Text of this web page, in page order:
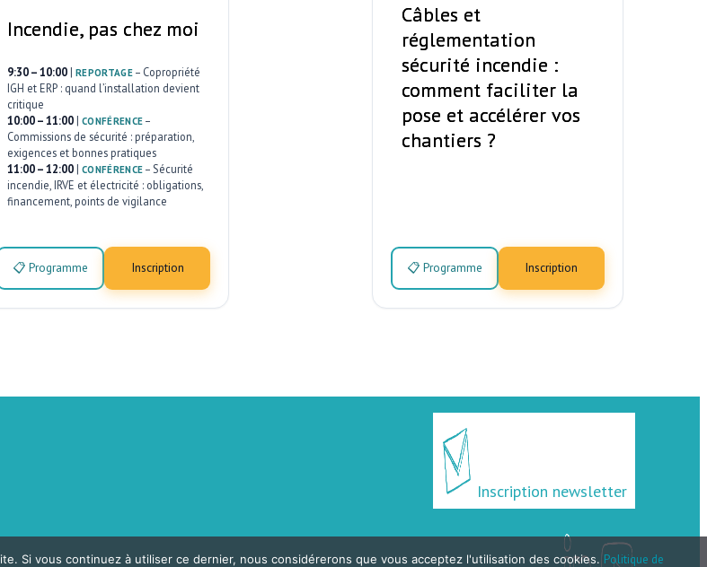
Incendie, pas chez moi
9:30 – 10:00| REPORTAGE– Copropriété
IGH et ERP : quand l’installation devient
critique
10:00 – 11:00| CONFÉRENCE –
Commissions de sécurité : préparation,
exigences et bonnes pratiques
11:00 – 12:00| CONFÉRENCE – Sécurité
incendie, IRVE et électricité : obligations,
financement, points de vigilance
📋 Programme Inscription
Câbles et
réglementation
sécurité incendie :
comment faciliter la
pose et accélérer vos
chantiers ?
📋 Programme Inscription
Inscription newsletter
Si vous continuez à utiliser ce dernier, nous considérerons que vous acceptez l'utilisation des cookies.Politique de